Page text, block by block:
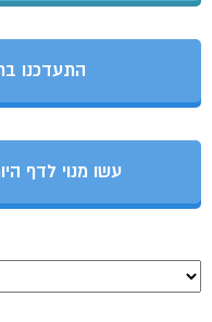
התעדכנו
עשו מנוי לדף